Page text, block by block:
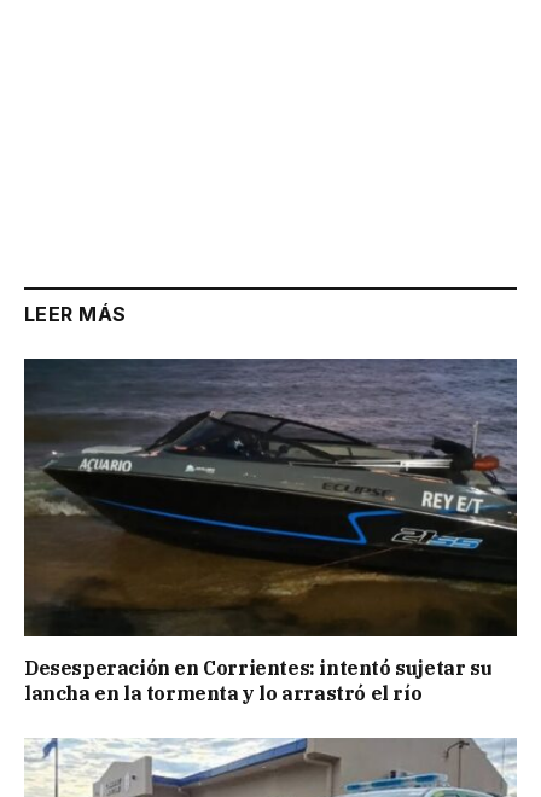
LEER MÁS
Desesperación en Corrientes: intentó sujetar su
lancha en la tormenta y lo arrastró el río